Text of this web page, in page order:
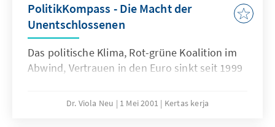
PolitikKompass - Die Macht der
Unentschlossenen
Das politische Klima, Rot-grüne Koalition im
Abwind, Vertrauen in den Euro sinkt seit 1999
Dr. Viola Neu 1 Mei 2001 Kertas kerja